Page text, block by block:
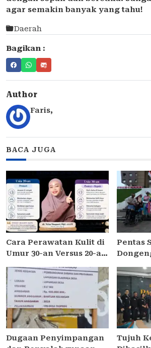
agar semakin banyak yang tahu!
Daerah
Bagikan :
Author
Faris,
BACA JUGA
Cara Perawatan Kulit di
Umur 30-an Versus 20-an
Penjelasan Dokter Anti-
Aging Indonesia
Pentas
Sedunia
Dugaan Penyimpangan
Tujuh